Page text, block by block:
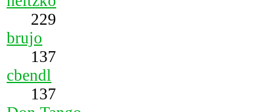
229
brujo
137
cbendl
137